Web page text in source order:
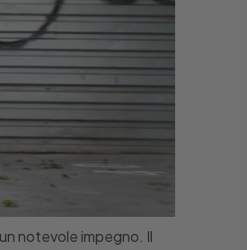
notevole impegno. Il